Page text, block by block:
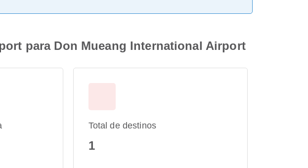
para Don Mueang International Airport
Total de destinos
1